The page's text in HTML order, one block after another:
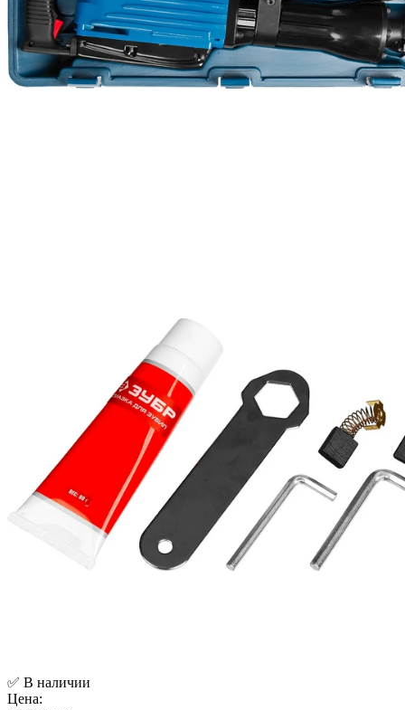
✅ В наличии
Цена: